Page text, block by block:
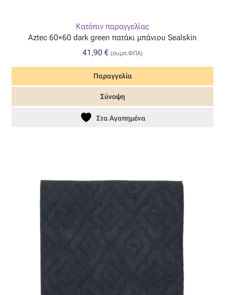
Κατόπιν παραγγελίας
Aztec 60×60 dark green πατάκι μπάνιου Sealskin
41,90 € (συμπ.ΦΠΑ)
Παραγγελία
Σύνοψη
Στα Αγαπημένα